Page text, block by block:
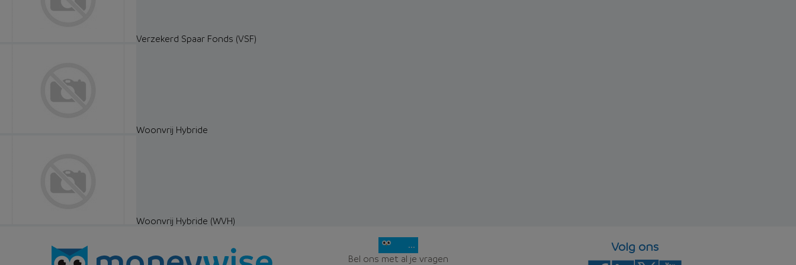
Verzekerd Spaar Fonds (VSF)
Woonvrij Hybride
Woonvrij Hybride (WVH)
...
Bel ons met al je vragen
Volg ons